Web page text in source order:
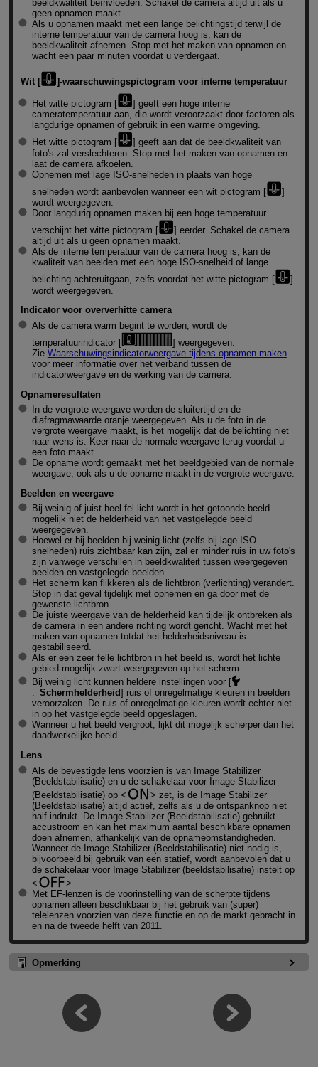
beeldkwaliteit beïnvloeden. Schakel de camera altijd uit als u
geen opnamen maakt.
Als u opnamen maakt met een lange belichtingstijd terwijl de
interne temperatuur van de camera hoog is, kan de
beeldkwaliteit afnemen. Stop met het maken van opnamen en
wacht een paar minuten voordat u verdergaat.
Wit [ ]-waarschuwingspictogram voor interne temperatuur
Het witte pictogram [
] geeft een hoge interne
cameratemperatuur aan, die wordt veroorzaakt door factoren als
langdurige opnamen of gebruik in een warme omgeving.
Het witte pictogram [
] geeft aan dat de beeldkwaliteit van
foto's zal verslechteren. Stop met het maken van opnamen en
laat de camera afkoelen.
Opnemen met lage ISO-snelheden in plaats van hoge
snelheden wordt aanbevolen wanneer een wit pictogram [
]
wordt weergegeven.
Door langdurig opnamen maken bij een hoge temperatuur
verschijnt het witte pictogram [
] eerder. Schakel de camera
altijd uit als u geen opnamen maakt.
Als de interne temperatuur van de camera hoog is, kan de
kwaliteit van beelden met een hoge ISO-snelheid of lange
belichting achteruitgaan, zelfs voordat het witte pictogram [
]
wordt weergegeven.
Indicator voor oververhitte camera
Als de camera warm begint te worden, wordt de
temperatuurindicator [
] weergegeven.
Zie Waarschuwingsindicatorweergave tijdens opnamen maken
voor meer informatie over het verband tussen de
indicatorweergave en de werking van de camera.
Opnameresultaten
In de vergrote weergave worden de sluitertijd en de
diafragmawaarde oranje weergegeven. Als u de foto in de
vergrote weergave maakt, is het mogelijk dat de belichting niet
naar wens is. Keer naar de normale weergave terug voordat u
een foto maakt.
De opname wordt gemaakt met het beeldgebied van de normale
weergave, ook als u de opname maakt in de vergrote weergave.
Beelden en weergave
Bij weinig of juist heel fel licht wordt in het getoonde beeld
mogelijk niet de helderheid van het vastgelegde beeld
weergegeven.
Hoewel er bij beelden bij weinig licht (zelfs bij lage ISO-
snelheden) ruis zichtbaar kan zijn, zal er minder ruis in uw foto's
zijn vanwege verschillen in beeldkwaliteit tussen weergegeven
beelden en vastgelegde beelden.
Het scherm kan flikkeren als de lichtbron (verlichting) verandert.
Stop in dat geval tijdelijk met opnemen en ga door met de
gewenste lichtbron.
De juiste weergave van de helderheid kan tijdelijk ontbreken als
de camera in een andere richting wordt gericht. Wacht met het
maken van opnamen totdat het helderheidsniveau is
gestabiliseerd.
Als er een zeer felle lichtbron in het beeld is, wordt het lichte
gebied mogelijk zwart weergegeven op het scherm.
Bij weinig licht kunnen heldere instellingen voor [
: Schermhelderheid] ruis of onregelmatige kleuren in beelden
veroorzaken. De ruis of onregelmatige kleuren wordt echter niet
in op het vastgelegde beeld opgeslagen.
Wanneer u het beeld vergroot, lijkt dit mogelijk scherper dan het
daadwerkelijke beeld.
Lens
Als de bevestigde lens voorzien is van Image Stabilizer
(Beeldstabilisatie) en u de schakelaar voor Image Stabilizer
(Beeldstabilisatie) op
zet, is de Image Stabilizer
(Beeldstabilisatie) altijd actief, zelfs als u de ontspanknop niet
half indrukt. De Image Stabilizer (Beeldstabilisatie) gebruikt
accustroom en kan het maximum aantal beschikbare opnamen
doen afnemen, afhankelijk van de opnameomstandigheden.
Wanneer de Image Stabilizer (Beeldstabilisatie) niet nodig is,
bijvoorbeeld bij gebruik van een statief, wordt aanbevolen dat u
de schakelaar voor Image Stabilizer (beeldstabilisatie) instelt op
Met EF-lenzen is de voorinstelling van de scherpte tijdens
opnamen alleen beschikbaar bij het gebruik van (super)
telelenzen voorzien van deze functie en op de markt gebracht in
en na de tweede helft van 2011.
Opmerking